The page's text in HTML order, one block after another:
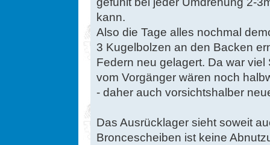
kann.
Also die Tage alles nochmal
3 Kugelbolzen an den Backen
Federn neu gelagert. Da war
vom Vorgänger wären noch
- daher auch vorsichtshalber
Das Ausrücklager sieht soweit
Broncescheiben ist keine